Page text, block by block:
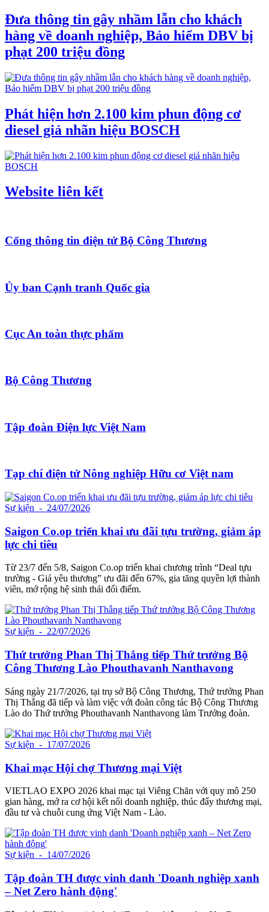
Đưa thông tin gây nhầm lẫn cho khách
hàng về doanh nghiệp, Bảo hiểm DBV bị
phạt 200 triệu đồng
Phát hiện hơn 2.100 kim phun động cơ
diesel giả nhãn hiệu BOSCH
Website liên kết
Cổng thông tin điện tử Bộ Công Thương
Ủy ban Cạnh tranh Quốc gia
Cục An toàn thực phẩm
Bộ Công Thương
Tập đoàn Điện lực Việt Nam
Tạp chí điện tử Nông nghiệp Hữu cơ Việt nam
Sự kiện - 24/07/2026
Saigon Co.op triển khai ưu đãi tựu trường, giảm áp
lực chi tiêu
Từ 23/7 đến 5/8, Saigon Co.op triển khai chương trình “Deal tựu
trường - Giá yêu thương” ưu đãi đến 67%, gia tăng quyền lợi thành
viên, mở rộng hệ sinh thái đổi điểm.
Sự kiện - 22/07/2026
Thứ trưởng Phan Thị Thắng tiếp Thứ trưởng Bộ
Công Thương Lào Phouthavanh Nanthavong
Sáng ngày 21/7/2026, tại trụ sở Bộ Công Thương, Thứ trưởng Phan
Thị Thắng đã tiếp và làm việc với đoàn công tác Bộ Công Thương
Lào do Thứ trưởng Phouthavanh Nanthavong làm Trưởng đoàn.
Sự kiện - 17/07/2026
Khai mạc Hội chợ Thương mại Việt
VIETLAO EXPO 2026 khai mạc tại Viêng Chăn với quy mô 250
gian hàng, mở ra cơ hội kết nối doanh nghiệp, thúc đẩy thương mại,
đầu tư và chuỗi cung ứng Việt Nam - Lào.
Sự kiện - 14/07/2026
Tập đoàn TH được vinh danh 'Doanh nghiệp xanh
– Net Zero hành động'